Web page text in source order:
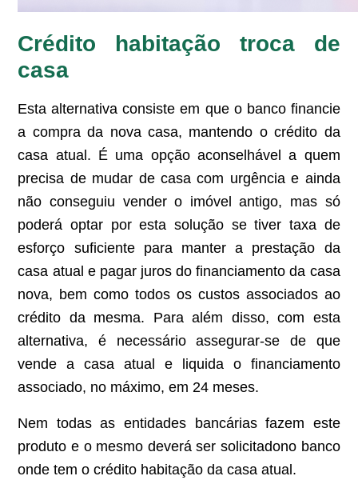
Crédito habitação troca de
casa
Esta alternativa consiste em que o banco financie
a compra da nova casa, mantendo o crédito da
casa atual. É uma opção aconselhável a quem
precisa de mudar de casa com urgência e ainda
não conseguiu vender o imóvel antigo, mas só
poderá optar por esta solução se tiver taxa de
esforço suficiente para manter a prestação da
casa atual e pagar juros do financiamento da casa
nova, bem como todos os custos associados ao
crédito da mesma. Para além disso, com esta
alternativa, é necessário assegurar-se de que
vende a casa atual e liquida o financiamento
associado, no máximo, em 24 meses.
Nem todas as entidades bancárias fazem este
produto e o mesmo deverá ser solicitadono banco
onde tem o crédito habitação da casa atual.